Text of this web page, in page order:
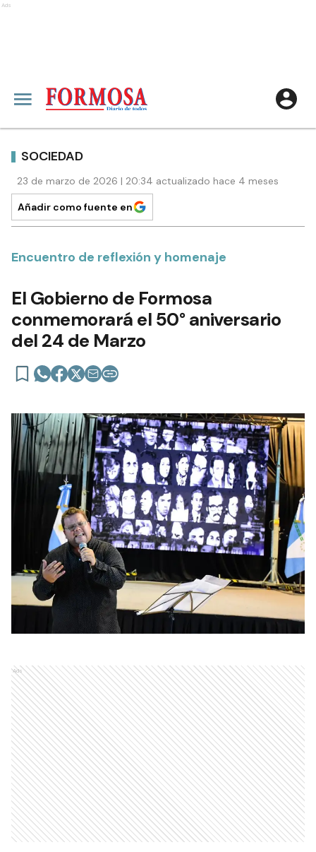
Ads
SOCIEDAD
23 de marzo de 2026 | 20:34 actualizado hace 4 meses
Añadir como fuente en
Encuentro de reflexión y homenaje
El Gobierno de Formosa
conmemorará el 50° aniversario
del 24 de Marzo
Ads